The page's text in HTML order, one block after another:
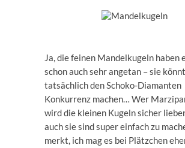
Ja, die feinen Mandelkugeln haben
schon auch sehr angetan – sie
tatsächlich den Schoko-Diamanten
Konkurrenz machen… Wer
wird die kleinen Kugeln sicher
auch sie sind super einfach zu
merkt, ich mag es bei Plätzchen